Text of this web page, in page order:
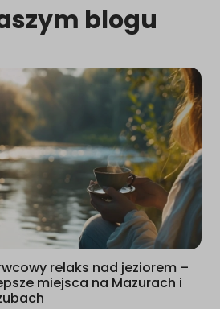
blogu
relaks nad jeziorem –
miejsca na Mazurach i